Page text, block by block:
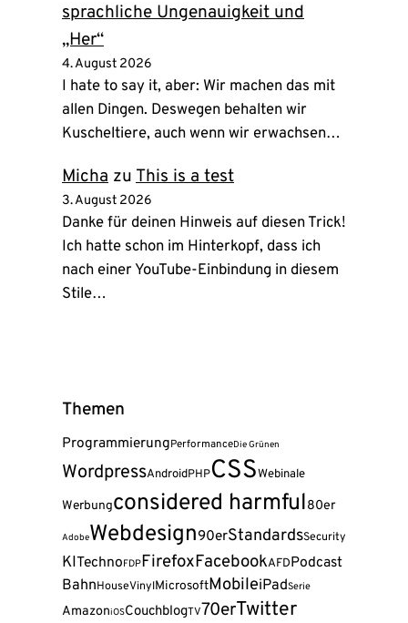
sprachliche Ungenauigkeit und
„Her“
4. August 2026
I hate to say it, aber: Wir machen das mit
allen Dingen. Deswegen behalten wir
Kuscheltiere, auch wenn wir erwachsen…
Micha zu This is a test
3. August 2026
Danke für deinen Hinweis auf diesen Trick!
Ich hatte schon im Hinterkopf, dass ich
nach einer YouTube-Einbindung in diesem
Stile…
Themen
ProgrammierungPerformanceDie Grünen
WordpressAndroidPHPCSSWebinale
Werbungconsidered harmful80er
AdobeWebdesign90erStandardsSecurity
KITechnoFDPFirefoxFacebookAFDPodcast
BahnHouseVinylMicrosoftMobileiPadSerie
AmazoniOSCouchblogTV70erTwitter